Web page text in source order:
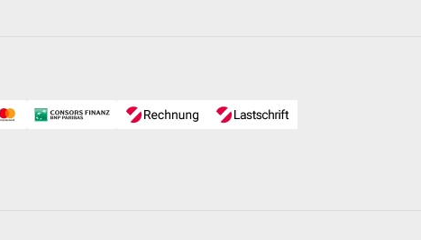
Anschlussstecker montiert